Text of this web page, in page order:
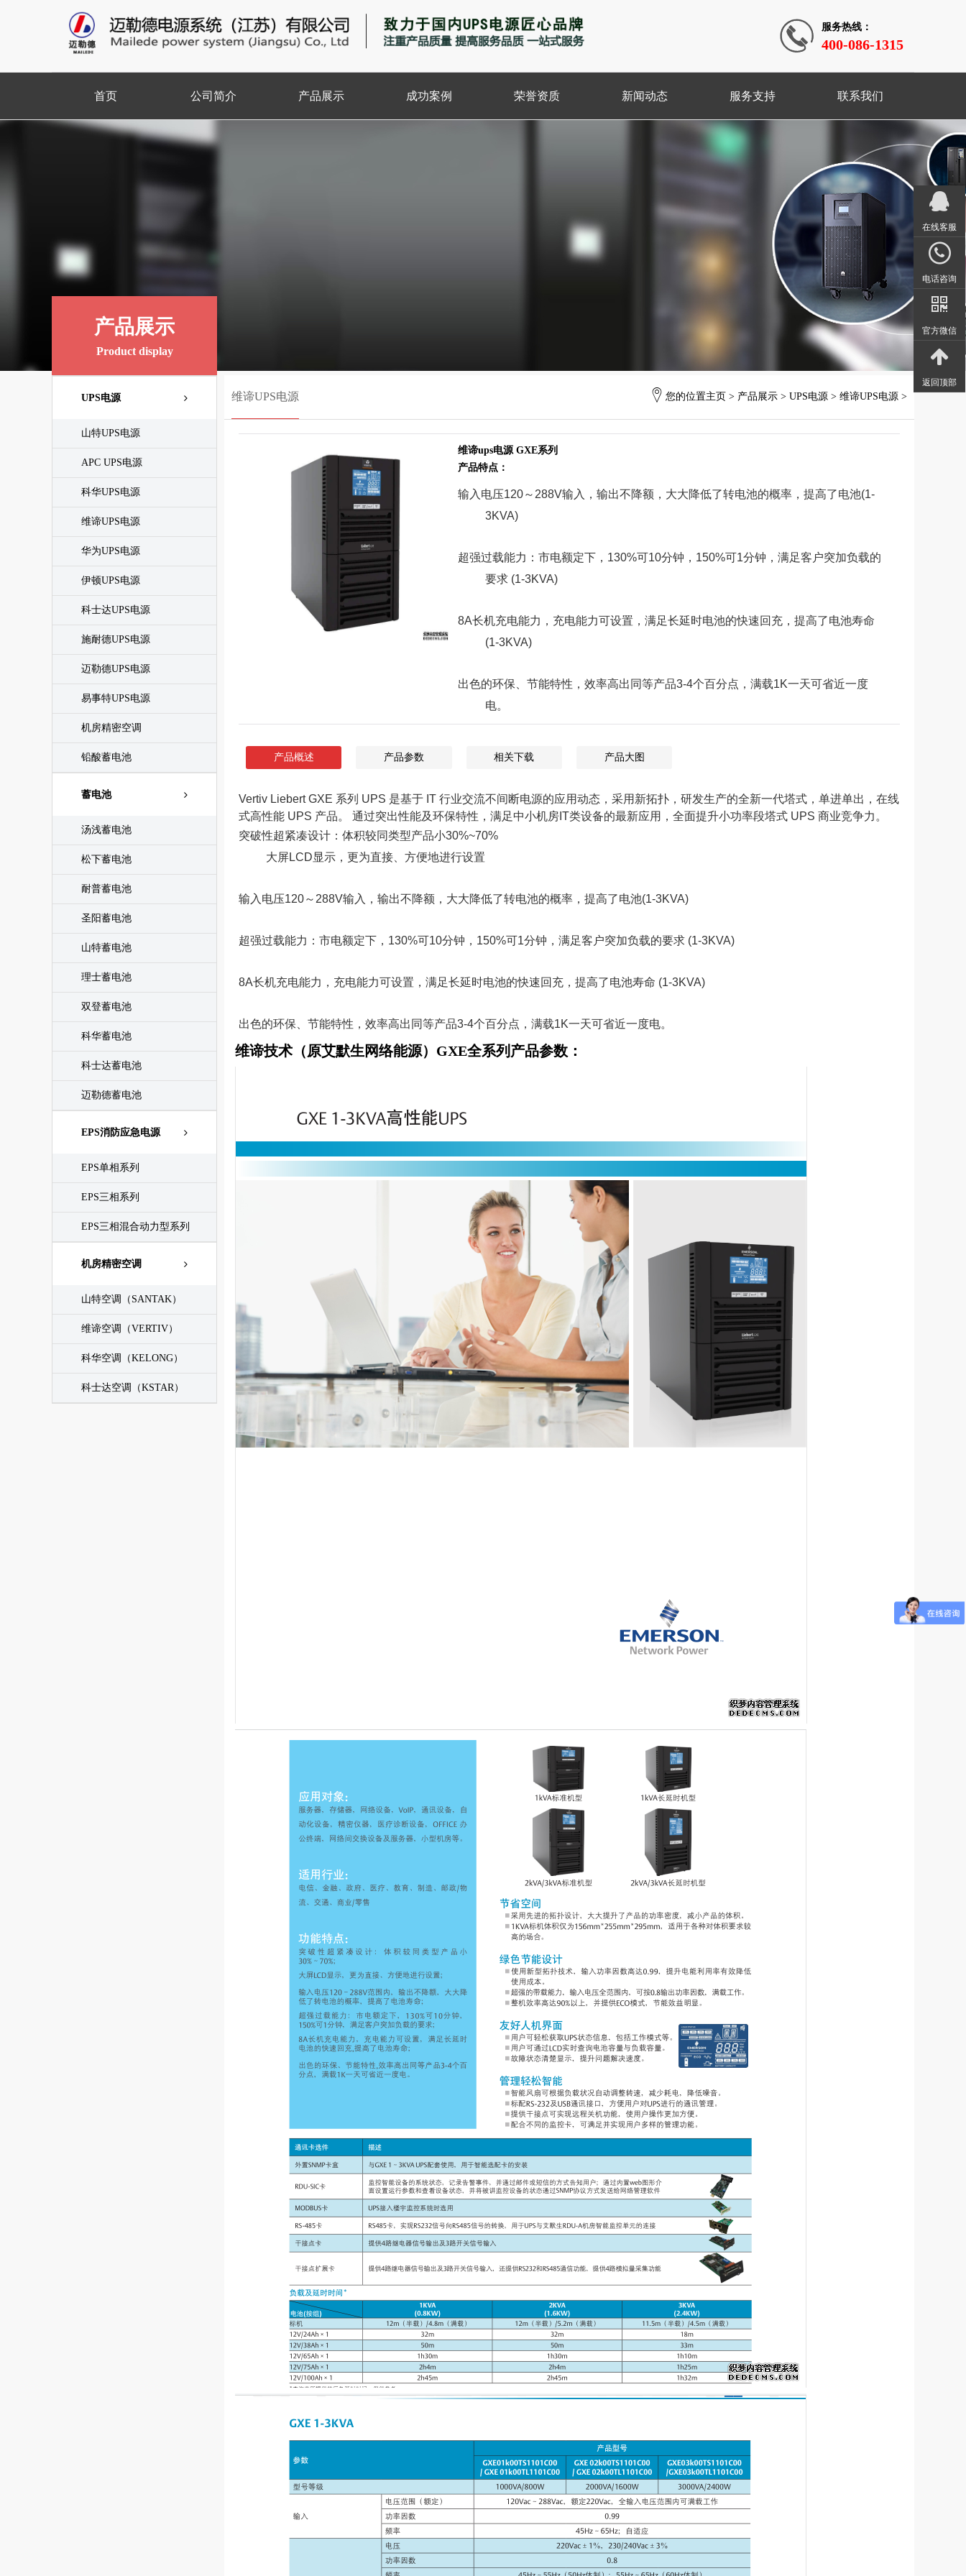
服务热线：
400-086-1315
首页 公司简介 产品展示 成功案例 荣誉资质 新闻动态 服务支持 联系我们
产品展示
Product display
UPS电源
山特UPS电源
APC UPS电源
科华UPS电源
维谛UPS电源
华为UPS电源
伊顿UPS电源
科士达UPS电源
施耐德UPS电源
迈勒德UPS电源
易事特UPS电源
机房精密空调
铅酸蓄电池
蓄电池
汤浅蓄电池
松下蓄电池
耐普蓄电池
圣阳蓄电池
山特蓄电池
理士蓄电池
双登蓄电池
科华蓄电池
科士达蓄电池
迈勒德蓄电池
EPS消防应急电源
EPS单相系列
EPS三相系列
EPS三相混合动力型系列
机房精密空调
山特空调（SANTAK）
维谛空调（VERTIV）
科华空调（KELONG）
科士达空调（KSTAR）
维谛UPS电源 您的位置主页 > 产品展示 > UPS电源 > 维谛UPS电源 >
维谛ups电源 GXE系列
产品特点：
输入电压120～288V输入，输出不降额，大大降低了转电池的概率，提高了电池(1-
3KVA)
超强过载能力：市电额定下，130%可10分钟，150%可1分钟，满足客户突加负载的
要求 (1-3KVA)
8A长机充电能力，充电能力可设置，满足长延时电池的快速回充，提高了电池寿命
(1-3KVA)
出色的环保、节能特性，效率高出同等产品3-4个百分点，满载1K一天可省近一度
电。
产品概述 产品参数 相关下载 产品大图
Vertiv Liebert GXE 系列 UPS 是基于 IT 行业交流不间断电源的应用动态，采用新拓扑，研发生产的全新一代塔式，单进单出，在线
式高性能 UPS 产品。 通过突出性能及环保特性，满足中小机房IT类设备的最新应用，全面提升小功率段塔式 UPS 商业竞争力。
突破性超紧凑设计：体积较同类型产品小30%~70%
大屏LCD显示，更为直接、方便地进行设置
输入电压120～288V输入，输出不降额，大大降低了转电池的概率，提高了电池(1-3KVA)
超强过载能力：市电额定下，130%可10分钟，150%可1分钟，满足客户突加负载的要求 (1-3KVA)
8A长机充电能力，充电能力可设置，满足长延时电池的快速回充，提高了电池寿命 (1-3KVA)
出色的环保、节能特性，效率高出同等产品3-4个百分点，满载1K一天可省近一度电。
维谛技术（原艾默生网络能源）GXE全系列产品参数：
在线客服
电话咨询
官方微信
返回顶部